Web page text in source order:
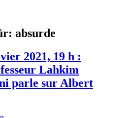
absurde
2021, 19 h :
Lahkim
parle sur Albert